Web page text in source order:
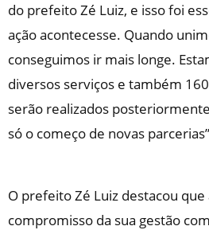
do prefeito Zé Luiz, e isso foi
ação acontecesse. Quando
conseguimos ir mais longe.
diversos serviços e também
serão realizados
só o começo de novas
O prefeito Zé Luiz destacou
compromisso da sua gestão